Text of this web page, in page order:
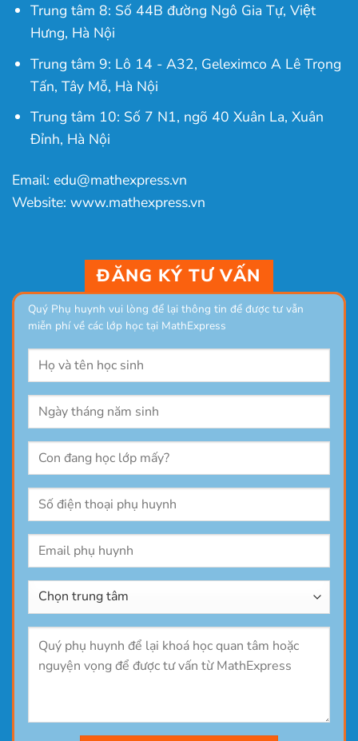
Trung tâm 8: Số 44B đường Ngô Gia Tự, Việt
Hưng, Hà Nội
Trung tâm 9: Lô 14 - A32, Geleximco A Lê Trọng
Tấn, Tây Mỗ, Hà Nội
Trung tâm 10: Số 7 N1, ngõ 40 Xuân La, Xuân
Đỉnh, Hà Nội
Email: edu@mathexpress.vn
Website: www.mathexpress.vn
ĐĂNG KÝ TƯ VẤN
Quý Phụ huynh vui lòng để lại thông tin để được tư vẫn
miễn phí về các lớp học tại MathExpress